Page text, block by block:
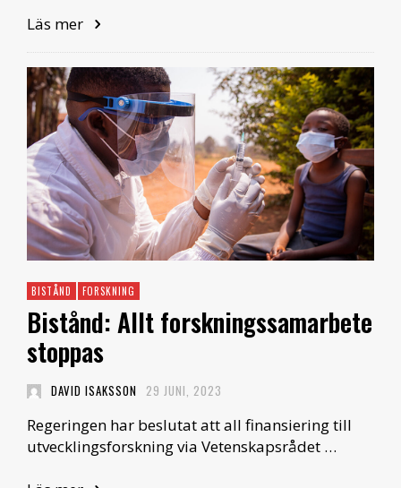
Läs mer
BISTÅND FORSKNING
Bistånd: Allt forskningssamarbete
stoppas
DAVID ISAKSSON 29 JUNI, 2023
Regeringen har beslutat att all finansiering till
utvecklingsforskning via Vetenskapsrådet …